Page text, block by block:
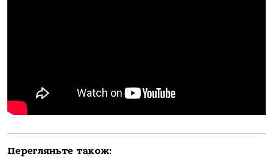
Перегляньте також: